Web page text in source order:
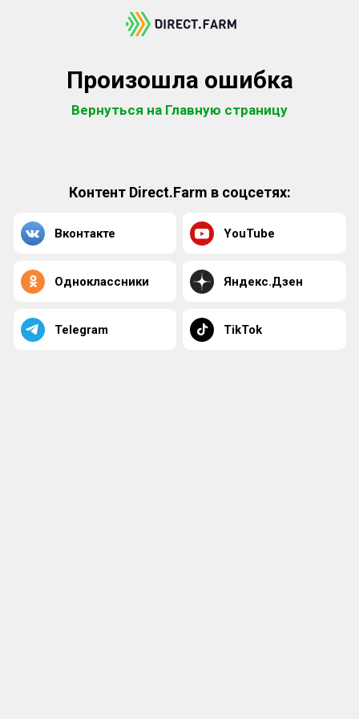
Произошла ошибка
Вернуться на Главную страницу
Контент Direct.Farm в соцсетях:
Вконтакте YouTube
Одноклассники Яндекс.Дзен
Telegram TikTok